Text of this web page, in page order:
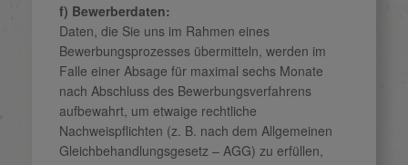
f) Bewerberdaten:
Daten, die Sie uns im Rahmen eines
Bewerbungsprozesses übermitteln, werden im
Falle einer Absage für maximal sechs Monate
nach Abschluss des Bewerbungsverfahrens
aufbewahrt, um etwaige rechtliche
Nachweispflichten (z. B. nach dem Allgemeinen
Gleichbehandlungsgesetz – AGG) zu erfüllen,